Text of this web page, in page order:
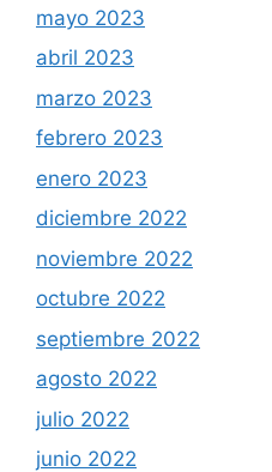
mayo 2023
abril 2023
marzo 2023
febrero 2023
enero 2023
diciembre 2022
noviembre 2022
octubre 2022
septiembre 2022
agosto 2022
julio 2022
junio 2022